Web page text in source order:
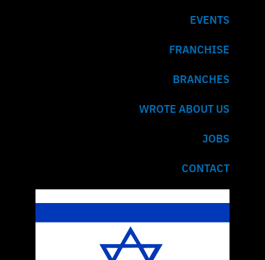
EVENTS
FRANCHISE
BRANCHES
WROTE ABOUT US
JOBS
CONTACT